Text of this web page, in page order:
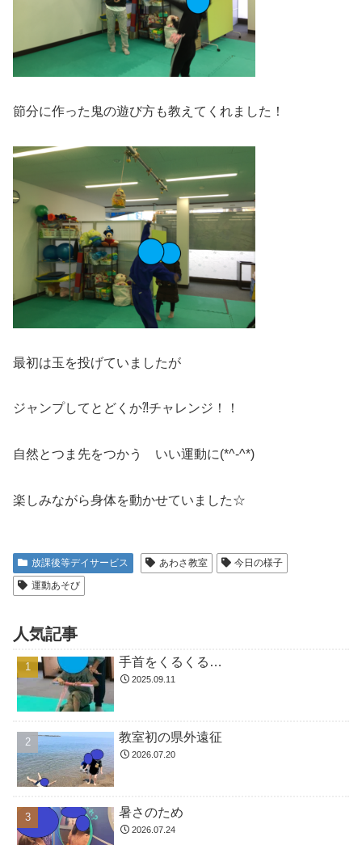
節分に作った鬼の遊び方も教えてくれました！
最初は玉を投げていましたが
ジャンプしてとどくか⁈チャレンジ！！
自然とつま先をつかう いい運動に(*^-^*)
楽しみながら身体を動かせていました☆
放課後等デイサービス あわさ教室
今日の様子
運動あそび
人気記事
手首をくるくる…
2025.09.11
教室初の県外遠征
2026.07.20
暑さのため
2026.07.24